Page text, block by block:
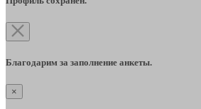
Благодарим за заполнение анкеты.
×